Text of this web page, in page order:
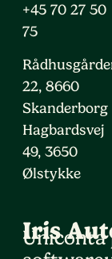
+45 70 27 50
75
22, 8660
Skanderborg
Hagbardsvej
49, 3650
Ølstykke
Iris
Uniconta